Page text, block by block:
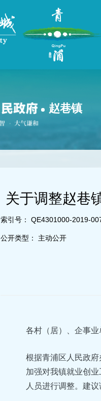
赵巷镇
关于调整赵巷
索引号： QE4301000-2019-
公开类型： 主动公开
各村（居）、企事业
根据青浦区人民政
加强对我镇就业创
人员进行调整。建